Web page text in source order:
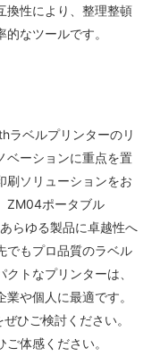
換性により、整理整頓
なツールです。
ラベルプリンターのリ
ベーションに重点を置
刷ソリューションをお
ZM04ポータブル
らゆる製品に卓越性へ
でもプロ品質のラベル
トなプリンターは、
や個人に最適です。
ひご検討ください。
体感ください。